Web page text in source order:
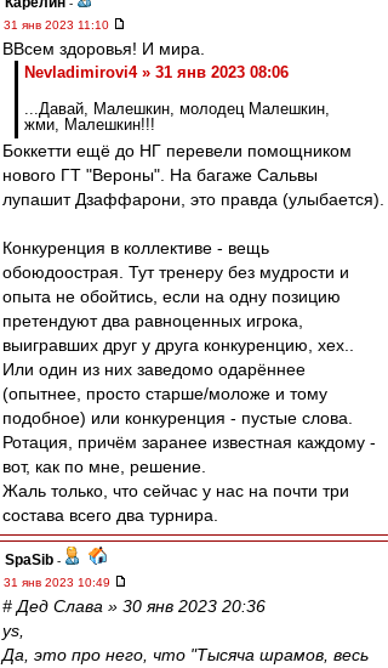
-
31 янв 2023 11:10
ВВсем здоровья! И мира.
Nevladimirovi4 » 31 янв 2023 08:06
...Давай, Малешкин, молодец Малешкин,
жми, Малешкин!!!
Боккетти ещё до НГ перевели помощником
нового ГТ "Вероны". На багаже Сальвы
лупашит Дзаффарони, это правда (улыбается).
Конкуренция в коллективе - вещь
обоюдоострая. Тут тренеру без мудрости и
опыта не обойтись, если на одну позицию
претендуют два равноценных игрока,
выигравших друг у друга конкуренцию, хех..
Или один из них заведомо одарённее
(опытнее, просто старше/моложе и тому
подобное) или конкуренция - пустые слова.
Ротация, причём заранее известная каждому -
вот, как по мне, решение.
Жаль только, что сейчас у нас на почти три
состава всего два турнира.
SpaSib -
31 янв 2023 10:49
# Дед Слава » 30 янв 2023 20:36
ys,
Да, это про него, что "Тысяча шрамов, весь